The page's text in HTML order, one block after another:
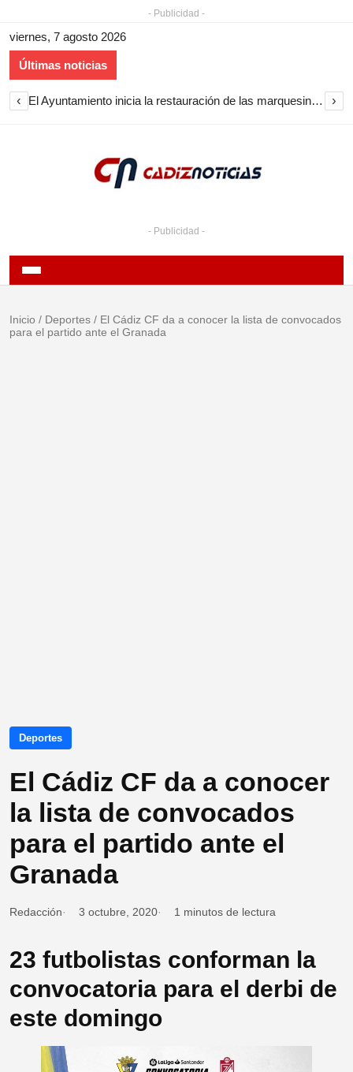
- Publicidad -
viernes, 7 agosto 2026
Últimas noticias
‹ El Ayuntamiento inicia la restauración de las marquesinas de Plaza Esteve para volver a instalarlas en el centro de Jerez ›
- Publicidad -
Inicio / Deportes / El Cádiz CF da a conocer la lista de convocados
para el partido ante el Granada
Deportes
El Cádiz CF da a conocer
la lista de convocados
para el partido ante el
Granada
Redacción 3 octubre, 2020 1 minutos de lectura
23 futbolistas conforman la
convocatoria para el derbi de
este domingo